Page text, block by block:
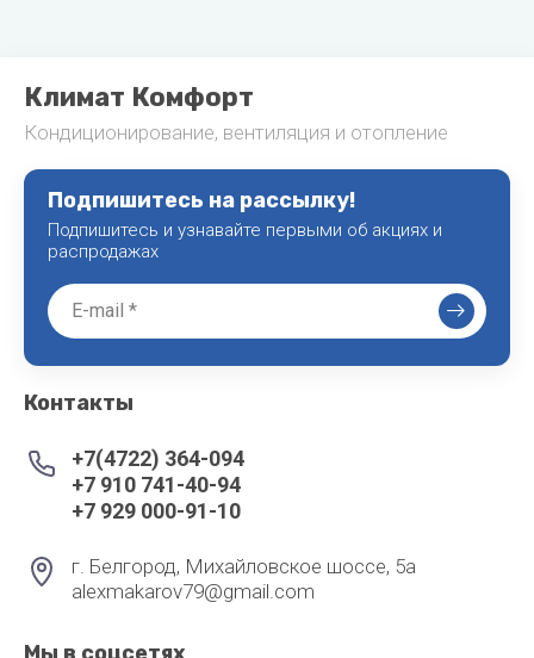
Климат Комфорт
Кондиционирование, вентиляция и отопление
Подпишитесь на рассылку!
Подпишитесь и узнавайте первыми об акциях и
распродажах
Контакты
+7(4722) 364-094
+7 910 741-40-94
+7 929 000-91-10
г. Белгород, Михайловское шоссе, 5а
alexmakarov79@gmail.com